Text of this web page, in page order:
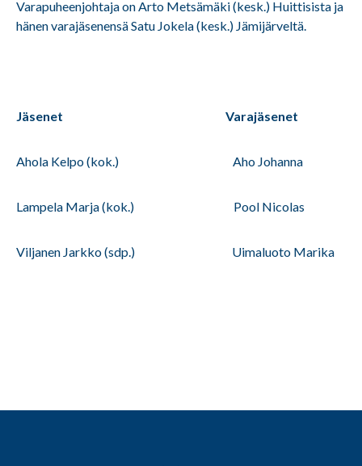
Varapuheenjohtaja on Arto Metsämäki (kesk.) Huittisista ja
hänen varajäsenensä Satu Jokela (kesk.) Jämijärveltä.
Jäsenet Varajäsenet
Ahola Kelpo (kok.) Aho Johanna
Lampela Marja (kok.) Pool Nicolas
Viljanen Jarkko (sdp.) Uimaluoto Marika